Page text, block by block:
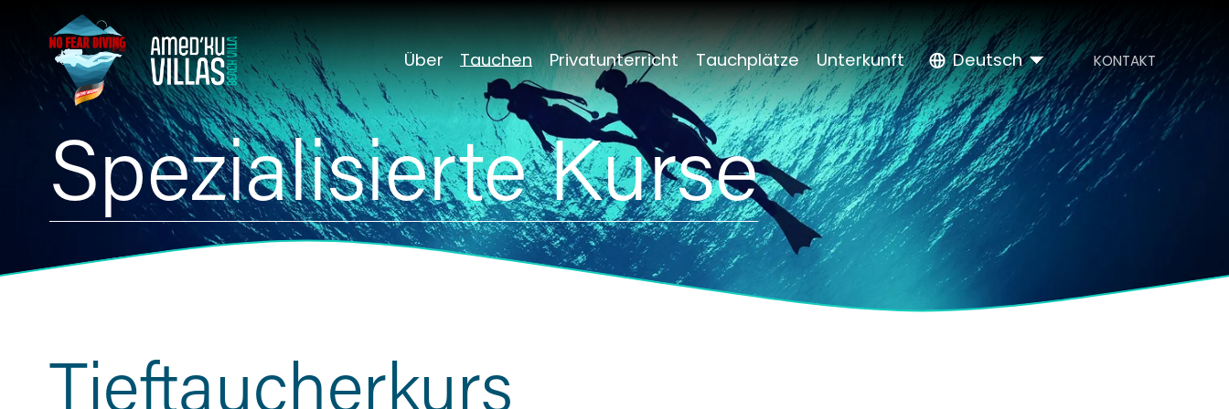
Über Tauchen Privatunterricht Tauchplätze Unterkunft Deutsch KONTAKT
Spezialisierte Kurse
Tieftaucherkurs